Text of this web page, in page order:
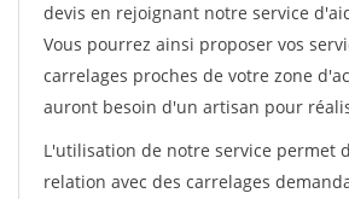
devis en rejoignant notre service
Vous pourrez ainsi proposer vos
carrelages proches de votre zone
auront besoin d'un artisan pour
L'utilisation de notre service permet
relation avec des carrelages